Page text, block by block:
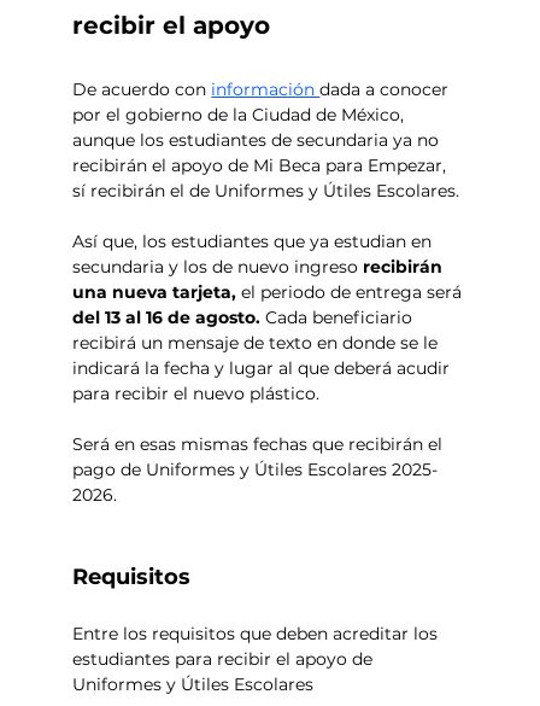
recibir el apoyo
De acuerdo con información dada a conocer
por el gobierno de la Ciudad de México,
aunque los estudiantes de secundaria ya no
recibirán el apoyo de Mi Beca para Empezar,
sí recibirán el de Uniformes y Útiles Escolares.
Así que, los estudiantes que ya estudian en
secundaria y los de nuevo ingreso recibirán
una nueva tarjeta, el periodo de entrega será
del 13 al 16 de agosto. Cada beneficiario
recibirá un mensaje de texto en donde se le
indicará la fecha y lugar al que deberá acudir
para recibir el nuevo plástico.
Será en esas mismas fechas que recibirán el
pago de Uniformes y Útiles Escolares 2025-
2026.
Requisitos
Entre los requisitos que deben acreditar los
estudiantes para recibir el apoyo de
Uniformes y Útiles Escolares